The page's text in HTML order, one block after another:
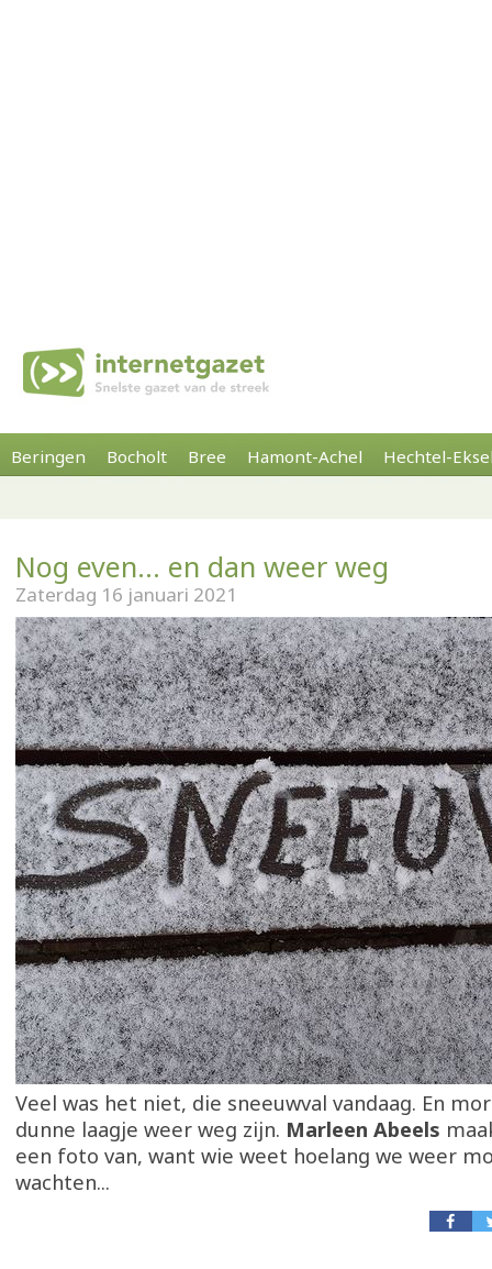
Beringen Bocholt Bree Hamont-Achel Hechtel-
Nog even... en dan weer weg
Zaterdag 16 januari 2021
Veel was het niet, die sneeuwval vandaag. En
dunne laagje weer weg zijn. Marleen Abeels
een foto van, want wie weet hoelang we weer
wachten...